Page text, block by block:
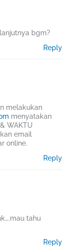
bgm?
Reply
melakukan
menyatakan
WAKTU
email
online.
Reply
tahu
Reply